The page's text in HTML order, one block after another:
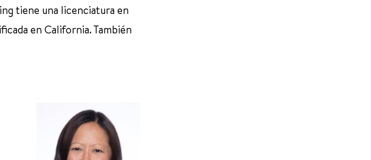
tiene una licenciatura en
en California. También